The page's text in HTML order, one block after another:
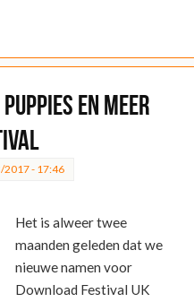
en meer
2017 - 17:46
Het is alweer twee
maanden geleden dat we
nieuwe namen voor
Download Festival UK